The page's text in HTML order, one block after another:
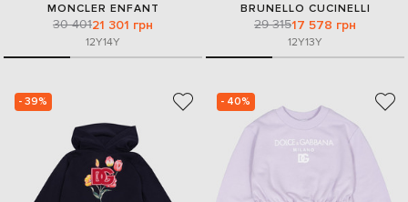
MONCLER ENFANT
30 40121 301 грн
12Y14Y
BRUNELLO CUCINELLI
29 31517 578 грн
12Y13Y
- 39% - 40%